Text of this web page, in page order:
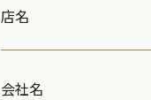
店名
会社名